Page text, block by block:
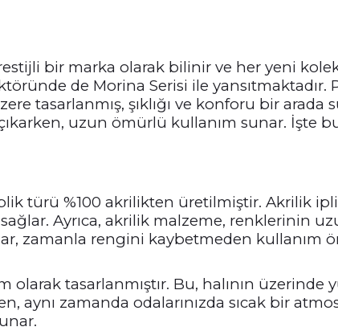
bir marka olarak bilinir ve her yeni
de Morina Serisi ile
tasarlanmış, şıklığı ve konforu bir
uzun ömürlü kullanım sunar. İşte
türü %100 akrilikten üretilmiştir. Akrilik
Ayrıca, akrilik malzeme, renklerinin
zamanla rengini kaybetmeden kullanım
olarak tasarlanmıştır. Bu, halının
aynı zamanda odalarınızda sıcak bir